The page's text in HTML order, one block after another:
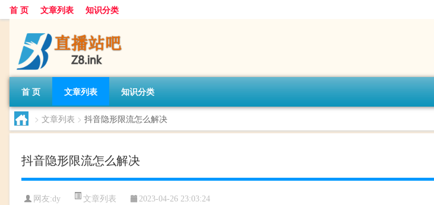
首 页 文章列表 知识分类
首 页 文章列表 知识分类
> 文章列表 > 抖音隐形限流怎么解决
抖音隐形限流怎么解决
网友:dy 文章列表 2023-04-26 23:03:24